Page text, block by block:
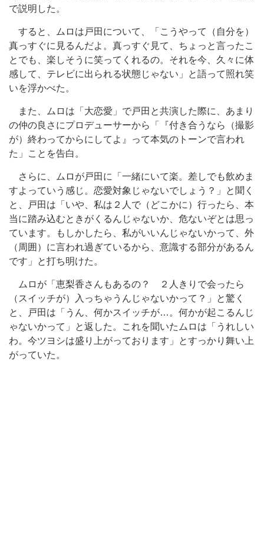
で説明した。
すると、ムロは戸田について、「こうやって（自分を）
真っすぐに見るんだよ。真っすぐ見て、ちょっと言ったこ
とでも、楽しそうに笑ってくれるの。それを今、久々に体
感して、テレビに出られる状態じゃない」と語って照れ笑
いを浮かべた。
また、ムロは「大恋愛」で戸田と共演した際に、あまり
の仲の良さにプロデューサーから「『付き合うなら（撮影
が）終わってからにしてよ』って本気のトーンで言われ
た」ことを告白。
さらに、ムロが戸田に「一緒にいて楽。差しでも飲めま
すよっていう感じ。恋愛対象じゃないでしょう？」と聞く
と、戸田は「いや、私は２人で（どこかに）行ったら、本
当に踏み込むときがくるんじゃないか、危ないぞとは思っ
ています。もしかしたら、私がいいんじゃないかって、外
（周囲）に言われ過ぎているから、意識する部分があるん
です」と打ち明けた。
ムロが「恵梨香さんもあるの？ ２人きりで会ったら
（スイッチが）入っちゃうんじゃないかって？」と驚く
と、戸田は「うん、何かスイッチが…。何かが起こるんじ
ゃないかって」と返した。これを聞いたムロは「うれしい
わ。今ツヨシは盛り上がっております」とすっかり舞い上
がっていた。